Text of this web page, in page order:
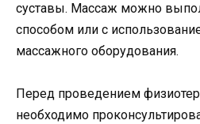
суставы. Массаж можно
способом или с
массажного оборудования.
Перед проведением
необходимо